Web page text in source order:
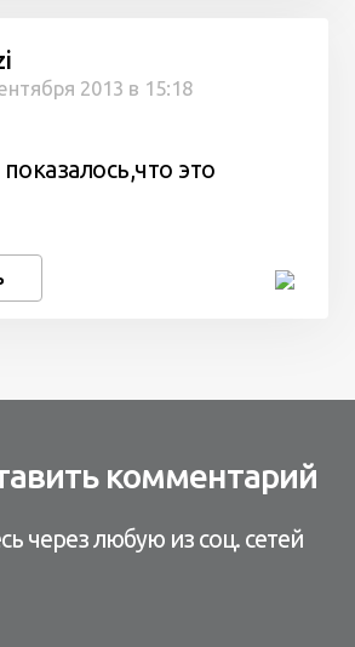
2013 в 15:18
это
комментарий
через любую из соц. сетей